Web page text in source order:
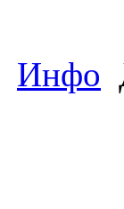
Инфо